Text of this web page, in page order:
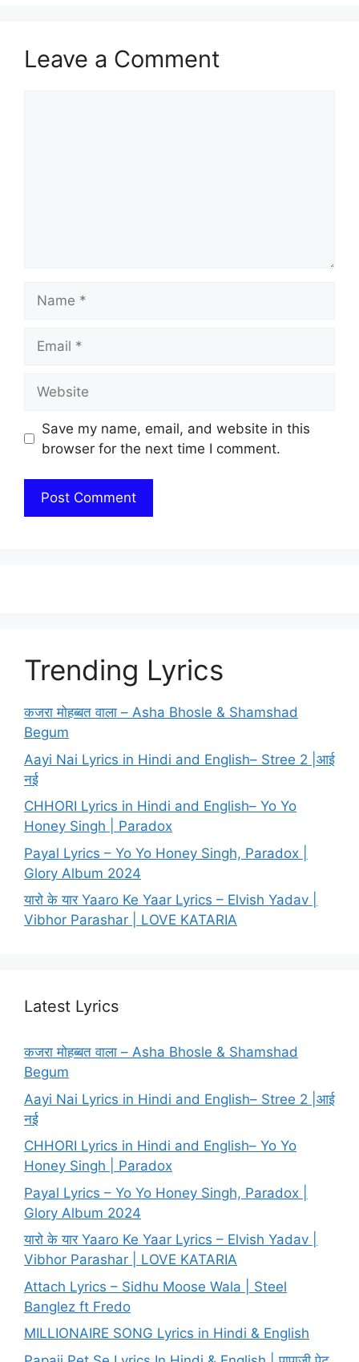
Leave a Comment
Save my name, email, and website in this
browser for the next time I comment.
Trending Lyrics
कजरा मोहब्बत वाला – Asha Bhosle & Shamshad
Begum
Aayi Nai Lyrics in Hindi and English– Stree 2 |आई
नई
CHHORI Lyrics in Hindi and English– Yo Yo
Honey Singh | Paradox
Payal Lyrics – Yo Yo Honey Singh, Paradox |
Glory Album 2024
यारो के यार Yaaro Ke Yaar Lyrics – Elvish Yadav |
Vibhor Parashar | LOVE KATARIA
Latest Lyrics
कजरा मोहब्बत वाला – Asha Bhosle & Shamshad
Begum
Aayi Nai Lyrics in Hindi and English– Stree 2 |आई
नई
CHHORI Lyrics in Hindi and English– Yo Yo
Honey Singh | Paradox
Payal Lyrics – Yo Yo Honey Singh, Paradox |
Glory Album 2024
यारो के यार Yaaro Ke Yaar Lyrics – Elvish Yadav |
Vibhor Parashar | LOVE KATARIA
Attach Lyrics – Sidhu Moose Wala | Steel
Banglez ft Fredo
MILLIONAIRE SONG Lyrics in Hindi & English